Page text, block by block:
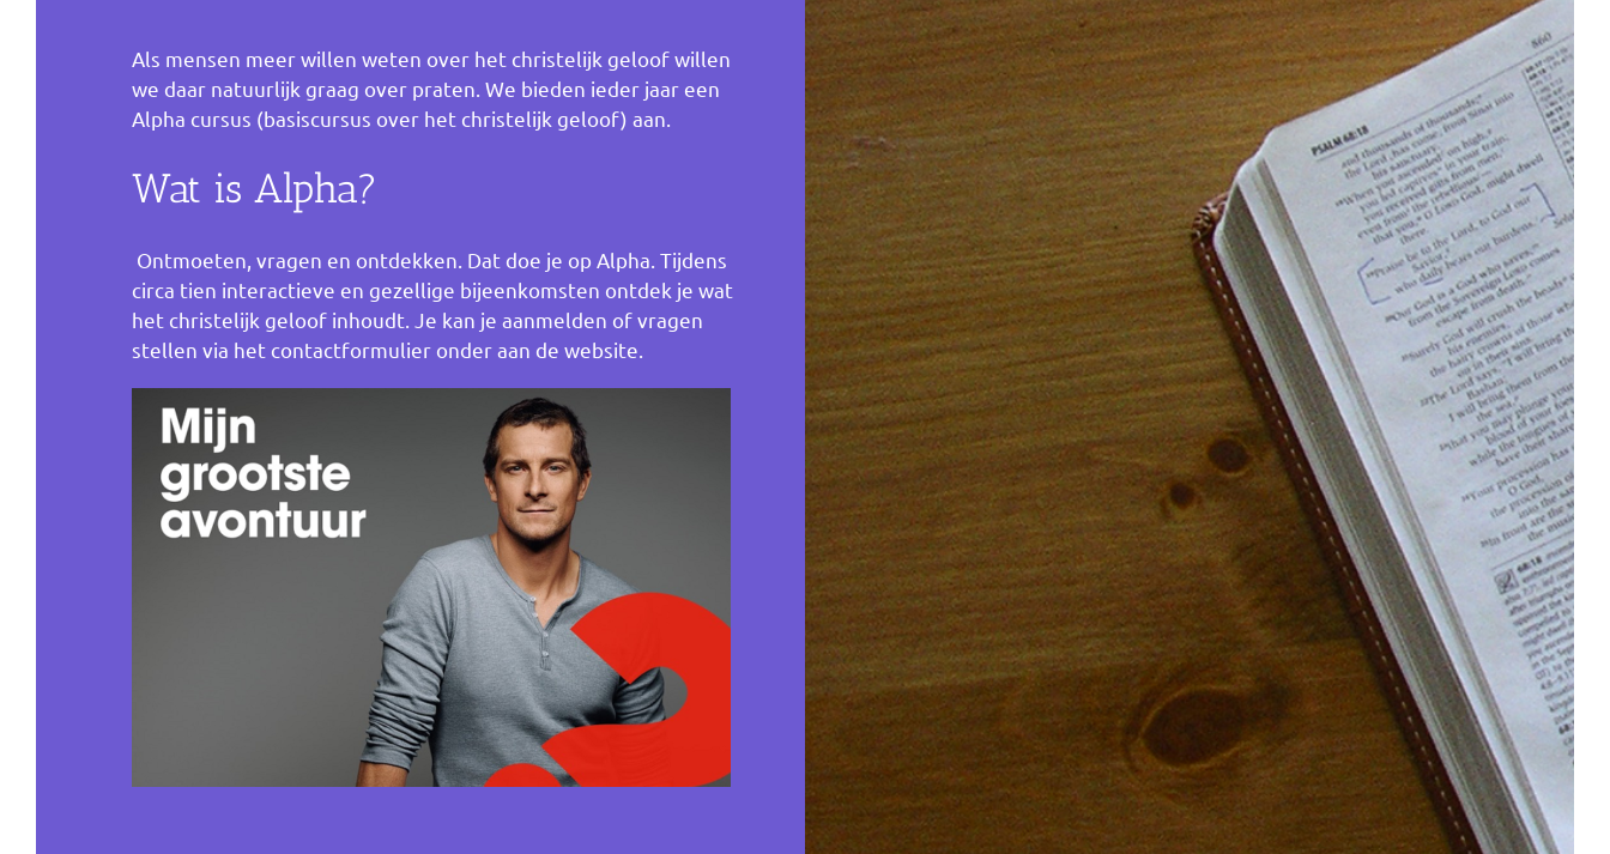
Als mensen meer willen weten over het christelijk geloof willen
we daar natuurlijk graag over praten. We bieden ieder jaar een
Alpha cursus (basiscursus over het christelijk geloof) aan.
Wat is Alpha?
Ontmoeten, vragen en ontdekken. Dat doe je op Alpha. Tijdens
circa tien interactieve en gezellige bijeenkomsten ontdek je wat
het christelijk geloof inhoudt. Je kan je aanmelden of vragen
stellen via het contactformulier onder aan de website.